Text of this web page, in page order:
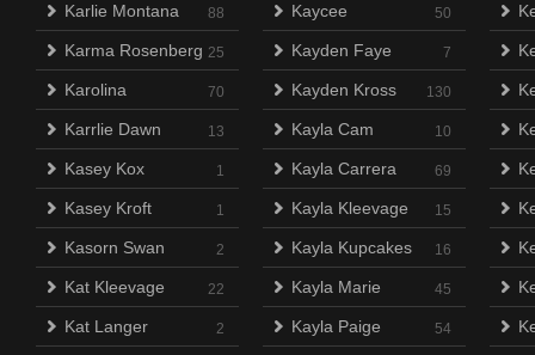
Karlie Montana 88
Karma Rosenberg 25
Karolina 70
Karrlie Dawn 13
Kasey Kox 1
Kasey Kroft 1
Kasorn Swan 2
Kat Kleevage 22
Kat Langer 2
Kaycee 50
Kayden Faye 7
Kayden Kross 130
Kayla Cam 10
Kayla Carrera 69
Kayla Kleevage 15
Kayla Kupcakes 16
Kayla Marie 45
Kayla Paige 54